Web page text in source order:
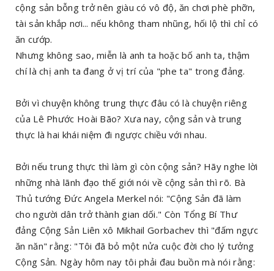
cộng sản bỗng trở nên giàu có vô độ, ăn chơi phè phỡn,
tài sản khắp nơi... nếu không tham nhũng, hối lộ thì chỉ có
ăn cướp.
Nhưng không sao, miễn là anh ta hoặc bố anh ta, thậm
chí là chị anh ta đang ở vị trí của "phe ta" trong đảng.
Bởi vì chuyện không trung thực đâu có là chuyện riêng
của Lê Phước Hoài Bão? Xưa nay, cộng sản và trung
thực là hai khái niệm đi ngược chiều với nhau.
Bởi nếu trung thực thì làm gì còn cộng sản? Hãy nghe lời
những nhà lãnh đạo thế giới nói về cộng sản thì rõ. Bà
Thủ tướng Đức Angela Merkel nói: "Cộng Sản đã làm
cho người dân trở thành gian dối." Còn Tổng Bí Thư
đảng Cộng Sản Liên xô Mikhail Gorbachev thì "đấm ngực
ăn năn" rằng: "Tôi đã bỏ một nửa cuộc đời cho lý tưởng
Cộng Sản. Ngày hôm nay tôi phải đau buồn mà nói rằng: